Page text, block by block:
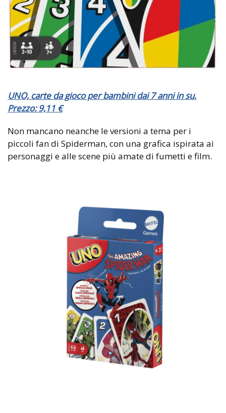
UNO, carte da gioco per bambini dai 7 anni in su.
Prezzo: 9,11 €
Non mancano neanche le versioni a tema per i
piccoli fan di Spiderman, con una grafica ispirata ai
personaggi e alle scene più amate di fumetti e film.